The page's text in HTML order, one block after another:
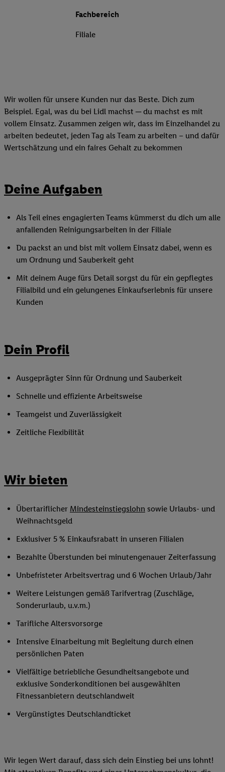
Fachbereich
Filiale
Wir wollen für unsere Kunden nur das Beste. Dich zum
Beispiel. Egal, was du bei Lidl machst ─ du machst es mit
vollem Einsatz. Zusammen zeigen wir, dass im Einzelhandel zu
arbeiten bedeutet, jeden Tag als Team zu arbeiten – und dafür
Wertschätzung und ein faires Gehalt zu bekommen
Deine Aufgaben
Als Teil eines engagierten Teams kümmerst du dich um alle
anfallenden Reinigungsarbeiten in der Filiale
Du packst an und bist mit vollem Einsatz dabei, wenn es
um Ordnung und Sauberkeit geht
Mit deinem Auge fürs Detail sorgst du für ein gepflegtes
Filialbild und ein gelungenes Einkaufserlebnis für unsere
Kunden
Dein Profil
Ausgeprägter Sinn für Ordnung und Sauberkeit
Schnelle und effiziente Arbeitsweise
Teamgeist und Zuverlässigkeit
Zeitliche Flexibilität
Wir bieten
Übertariflicher Mindesteinstiegslohn sowie Urlaubs- und
Weihnachtsgeld
Exklusiver 5 % Einkaufsrabatt in unseren Filialen
Bezahlte Überstunden bei minutengenauer Zeiterfassung
Unbefristeter Arbeitsvertrag und 6 Wochen Urlaub/Jahr
Weitere Leistungen gemäß Tarifvertrag (Zuschläge,
Sonderurlaub, u.v.m.)
Tarifliche Altersvorsorge
Intensive Einarbeitung mit Begleitung durch einen
persönlichen Paten
Vielfältige betriebliche Gesundheitsangebote und
exklusive Sonderkonditionen bei ausgewählten
Fitnessanbietern deutschlandweit
Vergünstigtes Deutschlandticket
Wir legen Wert darauf, dass sich dein Einstieg bei uns lohnt!